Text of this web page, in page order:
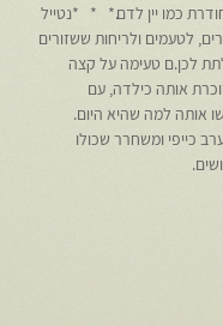
כמו יין לדם.*   *   *נטייל
לטעמים ולריחות ששזורים
לכן.ם טעימה על קצה
אותה כילדה, עם
אותה למה שהיא היום.
כייפי ומשחרר שכולו